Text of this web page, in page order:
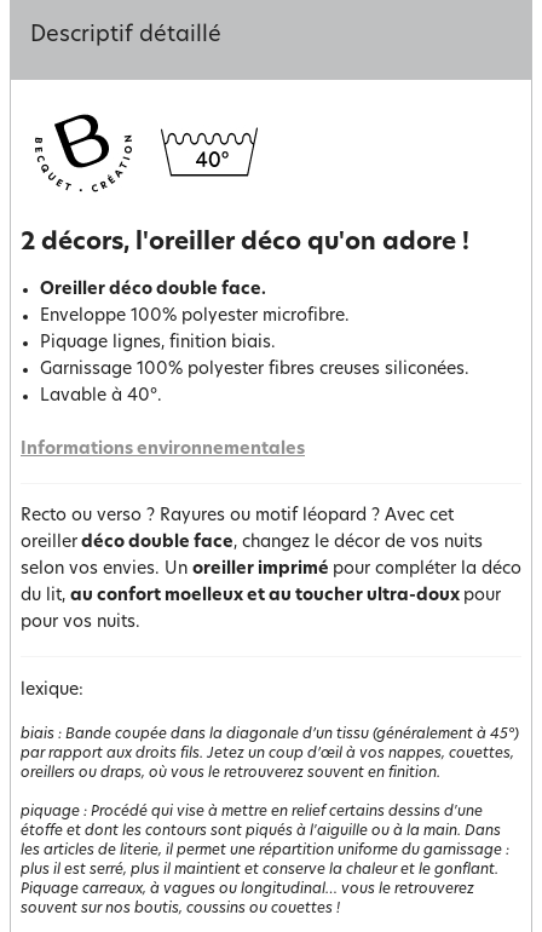
Descriptif détaillé
2 décors, l'oreiller déco qu'on adore !
Oreiller déco double face.
Enveloppe 100% polyester microfibre.
Piquage lignes, finition biais.
Garnissage 100% polyester fibres creuses siliconées.
Lavable à 40°.
Informations environnementales
Recto ou verso ? Rayures ou motif léopard ? Avec cet
oreiller déco double face, changez le décor de vos nuits
selon vos envies. Un oreiller imprimé pour compléter la déco
du lit, au confort moelleux et au toucher ultra-doux pour
pour vos nuits.
lexique:
biais : Bande coupée dans la diagonale d’un tissu (généralement à 45°)
par rapport aux droits fils. Jetez un coup d’œil à vos nappes, couettes,
oreillers ou draps, où vous le retrouverez souvent en finition.
piquage : Procédé qui vise à mettre en relief certains dessins d'une
étoffe et dont les contours sont piqués à l'aiguille ou à la main. Dans
les articles de literie, il permet une répartition uniforme du garnissage :
plus il est serré, plus il maintient et conserve la chaleur et le gonflant.
Piquage carreaux, à vagues ou longitudinal… vous le retrouverez
souvent sur nos boutis, coussins ou couettes !